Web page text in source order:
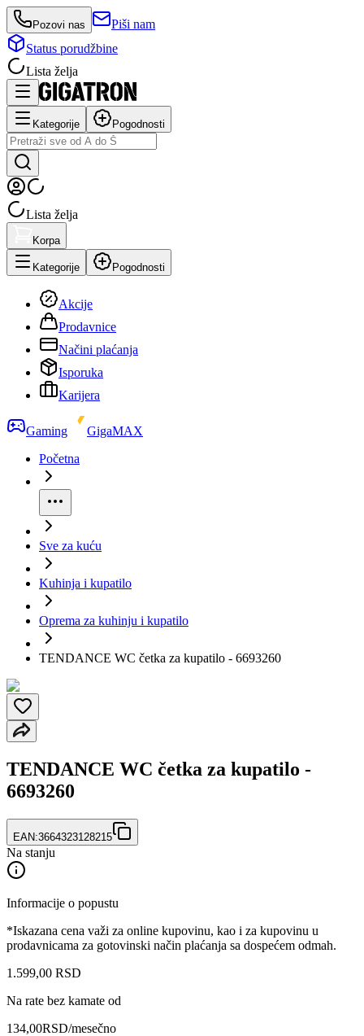
Pozovi nas
Piši nam
Status porudžbine
Lista želja
Kategorije Pogodnosti
Lista želja
Korpa
Kategorije Pogodnosti
Akcije
Prodavnice
Načini plaćanja
Isporuka
Karijera
Gaming
GigaMAX
Početna
Sve za kuću
Kuhinja i kupatilo
Oprema za kuhinju i kupatilo
TENDANCE WC četka za kupatilo - 6693260
TENDANCE WC četka za kupatilo -
6693260
EAN:3664323128215
Na stanju
Informacije o popustu
*Iskazana cena važi za online kupovinu, kao i za kupovinu u
prodavnicama za gotovinski način plaćanja sa dospećem odmah.
1.599,00 RSD
Na rate bez kamate od
134,00RSD/mesečno